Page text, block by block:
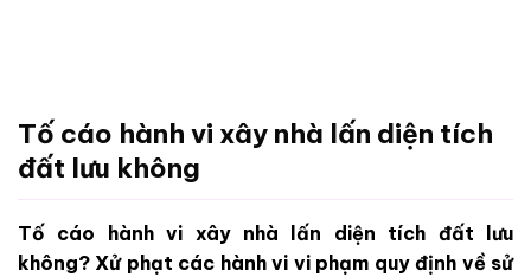
Tố cáo hành vi xây nhà lấn diện tích
đất lưu không
Tố cáo hành vi xây nhà lấn diện tích đất lưu
không? Xử phạt các hành vi vi phạm quy định về sử